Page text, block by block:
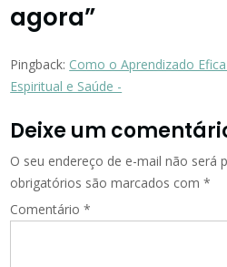
agora”
Pingback: Como o Aprendizado
Espiritual e Saúde -
Deixe um
O seu endereço de e-mail não será
obrigatórios são marcados com*
Comentário*